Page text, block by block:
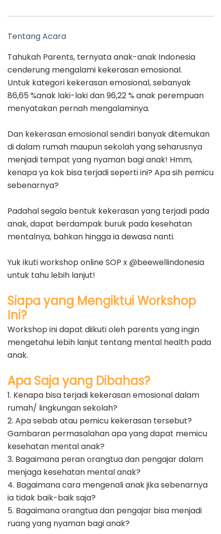
Tentang Acara
Tahukah Parents, ternyata anak-anak Indonesia
cenderung mengalami kekerasan emosional.
Untuk kategori kekerasan emosional, sebanyak
86,65 %anak laki-laki dan 96,22 % anak perempuan
menyatakan pernah mengalaminya.
Dan kekerasan emosional sendiri banyak ditemukan
di dalam rumah maupun sekolah yang seharusnya
menjadi tempat yang nyaman bagi anak! Hmm,
kenapa ya kok bisa terjadi seperti ini? Apa sih pemicu
sebenarnya?
Padahal segala bentuk kekerasan yang terjadi pada
anak, dapat berdampak buruk pada kesehatan
mentalnya, bahkan hingga ia dewasa nanti.
Yuk ikuti workshop online SOP x @beewellindonesia
untuk tahu lebih lanjut!
Siapa yang Mengiktui Workshop
Ini?
Workshop ini dapat diikuti oleh parents yang ingin
mengetahui lebih lanjut tentang mental health pada
anak.
Apa Saja yang Dibahas?
1. Kenapa bisa terjadi kekerasan emosional dalam
rumah/ lingkungan sekolah?
2. Apa sebab atau pemicu kekerasan tersebut?
Gambaran permasalahan apa yang dapat memicu
kesehatan mental anak?
3. Bagaimana peran orangtua dan pengajar dalam
menjaga kesehatan mental anak?
4. Bagaimana cara mengenali anak jika sebenarnya
ia tidak baik-baik saja?
5. Bagaimana orangtua dan pengajar bisa menjadi
ruang yang nyaman bagi anak?